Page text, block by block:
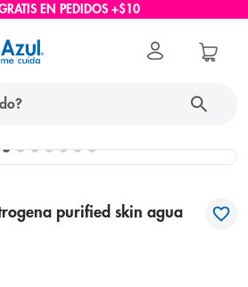
EN PEDIDOS +$10
purified skin agua